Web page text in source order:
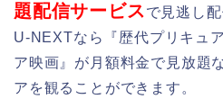
題配信サービスで見逃し
U-NEXTなら『歴代プリキュ
ア映画』が月額料金で見放題
アを観ることができます。